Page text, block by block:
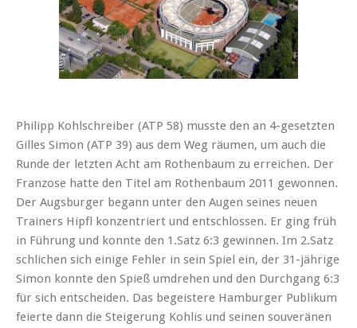
Philipp Kohlschreiber (ATP 58) musste den an 4-gesetzten
Gilles Simon (ATP 39) aus dem Weg räumen, um auch die
Runde der letzten Acht am Rothenbaum zu erreichen. Der
Franzose hatte den Titel am Rothenbaum 2011 gewonnen.
Der Augsburger begann unter den Augen seines neuen
Trainers Hipfl konzentriert und entschlossen. Er ging früh
in Führung und konnte den 1.Satz 6:3 gewinnen. Im 2.Satz
schlichen sich einige Fehler in sein Spiel ein, der 31-jährige
Simon konnte den Spieß umdrehen und den Durchgang 6:3
für sich entscheiden. Das begeistere Hamburger Publikum
feierte dann die Steigerung Kohlis und seinen souveränen